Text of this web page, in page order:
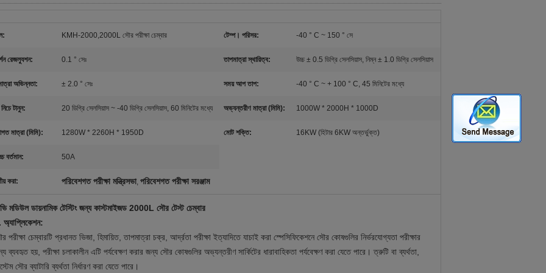
KMH-2000,2000L সৌর পরীক্ষা চেম্বার টেম্প। পরিসর: -40 ° C ~ 150 ° সে
রেজল্যুশন: 0.1 ° সেঃ তাপমাত্রা স্থায়িত্ব: উচ্চ ± 0.5 ডিগ্রি সেলসিয়াস, নিম্ন ± 1.0 ডিগ্রি সেলসিয়াস
অভিন্নতা: ± 2.0 ° সেঃ সময় আপ তাপ: -40 ° C ~ + 100 ° C, 45 মিনিটের মধ্যে
টানুন: 20 ডিগ্রি সেলসিয়াস ~ -40 ডিগ্রি সেলসিয়াস, 60 মিনিটের মধ্যে অভ্যন্তরীণ মাত্রা (মিমি): 1000W * 2000H * 1000D
মাত্রা (মিমি): 1280W * 2260H * 1950D মোট শক্তি: 16KW (হিটার 6KW অন্তর্ভুক্ত)
বর্তমান: 50A
করা: পরিবেশগত পরীক্ষা মন্ত্রিসভা, পরিবেশগত পরীক্ষা সরঞ্জাম
মডিউল ডায়নামিক টেস্টিং জন্য কাস্টমাইজড 2000L সৌর টেস্ট চেম্বার
অ্যাপ্লিকেশন:
পরীক্ষা চেম্বারটি প্রধানত ভিজা, হিমায়িত, তাপমাত্রা চক্র, আর্দ্রতা পরীক্ষা ইত্যাদিতে যাচাই করা স্পেসিফিকেশনে সৌর কোষগুলির নির্ভরযোগ্যতা পরীক্ষার
ব্যবহৃত হয়, পরীক্ষা চলাকালীন এটি পর্যবেক্ষণ করার জন্য সৌর কোষগুলির অভ্যন্তরীণ সার্কিটের ধারাবাহিকতা পর্যবেক্ষণ করা যেতে পারে। ত্রুটি বা ব্যর্থতা,
সৌর ব্যাটারি ব্যর্থতা নির্ধারণ করা যেতে পারে।